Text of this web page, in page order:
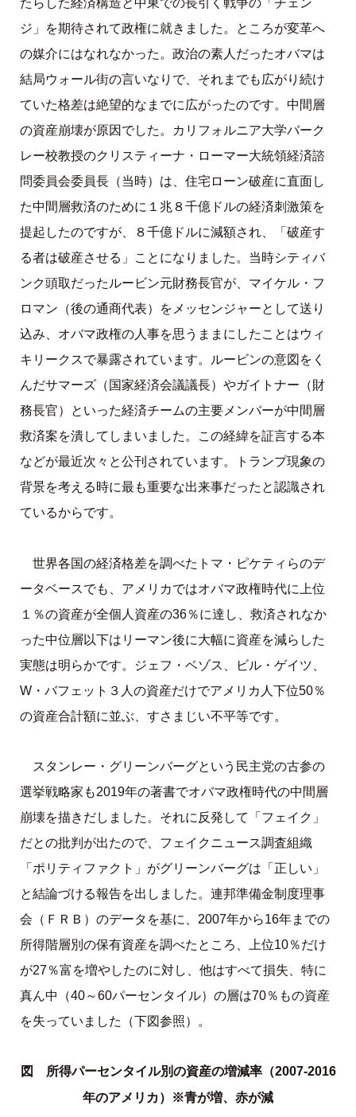
たらした経済構造と中東での長引く戦争の「チェン
ジ」を期待されて政権に就きました。ところが変革へ
の媒介にはなれなかった。政治の素人だったオバマは
結局ウォール街の言いなりで、それまでも広がり続け
ていた格差は絶望的なまでに広がったのです。中間層
の資産崩壊が原因でした。カリフォルニア大学バーク
レー校教授のクリスティーナ・ローマー大統領経済諮
問委員会委員長（当時）は、住宅ローン破産に直面し
た中間層救済のために１兆８千億ドルの経済刺激策を
提起したのですが、８千億ドルに減額され、「破産す
る者は破産させる」ことになりました。当時シティバ
ンク頭取だったルービン元財務長官が、マイケル・フ
ロマン（後の通商代表）をメッセンジャーとして送り
込み、オバマ政権の人事を思うままにしたことはウィ
キリークスで暴露されています。ルービンの意図をく
んだサマーズ（国家経済会議議長）やガイトナー（財
務長官）といった経済チームの主要メンバーが中間層
救済案を潰してしまいました。この経緯を証言する本
などが最近次々と公刊されています。トランプ現象の
背景を考える時に最も重要な出来事だったと認識され
ているからです。
世界各国の経済格差を調べたトマ・ピケティらのデ
ータベースでも、アメリカではオバマ政権時代に上位
１％の資産が全個人資産の36％に達し、救済されなか
った中位層以下はリーマン後に大幅に資産を減らした
実態は明らかです。ジェフ・ベゾス、ビル・ゲイツ、
W・バフェット３人の資産だけでアメリカ人下位50％
の資産合計額に並ぶ、すさまじい不平等です。
スタンレー・グリーンバーグという民主党の古参の
選挙戦略家も2019年の著書でオバマ政権時代の中間層
崩壊を描きだしました。それに反発して「フェイク」
だとの批判が出たので、フェイクニュース調査組織
「ポリティファクト」がグリーンバーグは「正しい」
と結論づける報告を出しました。連邦準備金制度理事
会（ＦＲＢ）のデータを基に、2007年から16年までの
所得階層別の保有資産を調べたところ、上位10％だけ
が27％富を増やしたのに対し、他はすべて損失、特に
真ん中（40～60パーセンタイル）の層は70％もの資産
を失っていました（下図参照）。
図 所得パーセンタイル別の資産の増減率（2007-2016
年のアメリカ）※青が増、赤が減